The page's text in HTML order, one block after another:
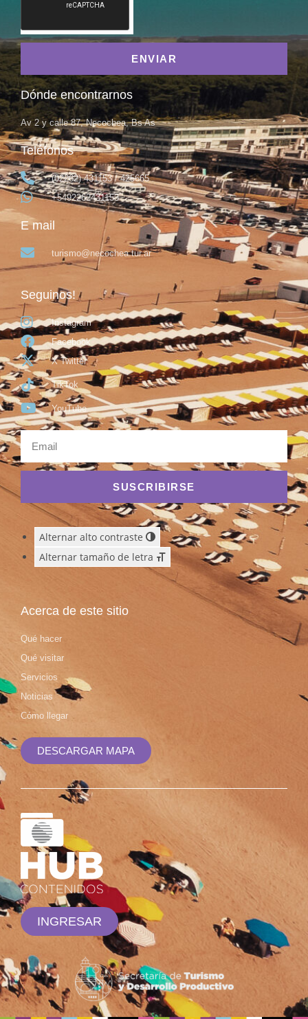
ENVIAR
Dónde encontrarnos
Av 2 y calle 87, Necochea, Bs As
Teléfonos
(02262) 431153 / 425665
+5492262431153
E mail
turismo@necochea.tur.ar
Seguinos!
Instagram
Facebook
X Twitter
TikTok
YouTube
SUSCRIBIRSE
Alternar alto contraste
Alternar tamaño de letra
Acerca de este sitio
Qué hacer
Qué visitar
Servicios
Noticias
Cómo llegar
DESCARGAR MAPA
INGRESAR